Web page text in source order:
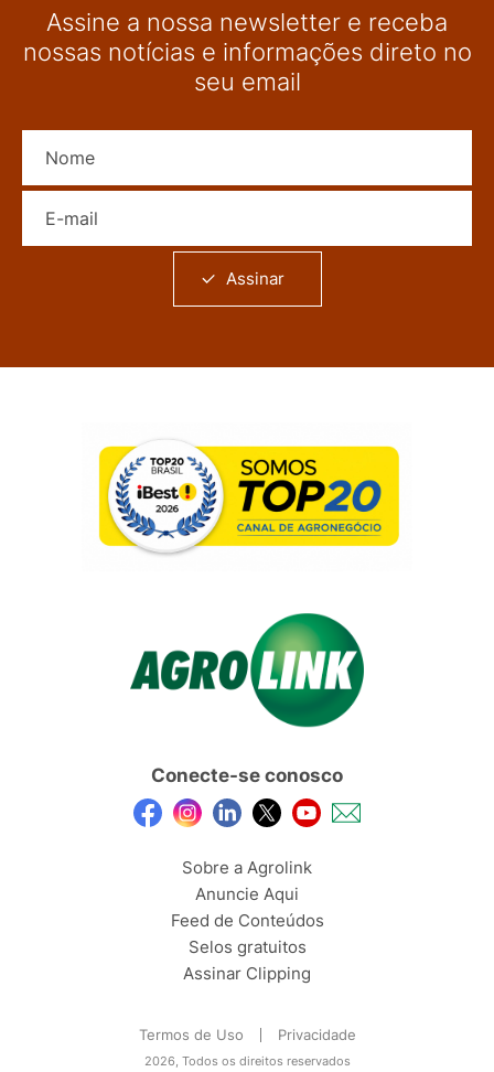
Assine a nossa newsletter e receba
nossas notícias e informações direto no
seu email
Assinar
Conecte-se conosco
Sobre a Agrolink
Anuncie Aqui
Feed de Conteúdos
Selos gratuitos
Assinar Clipping
Termos de Uso Privacidade
2026, Todos os direitos reservados